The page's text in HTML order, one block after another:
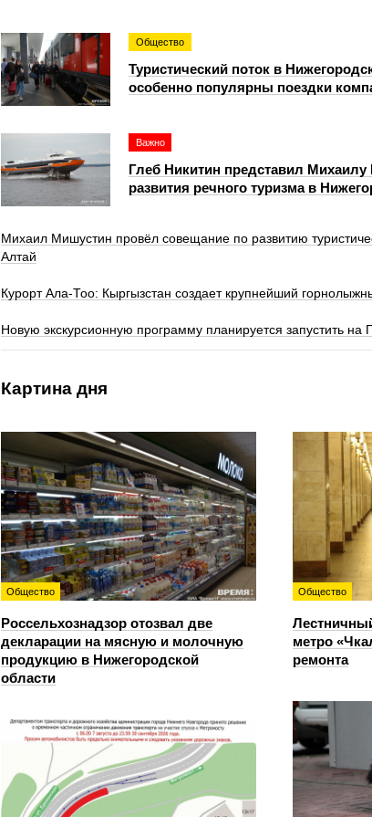
Общество
Туристический поток в
особенно популярны поездки
Важно
Глеб Никитин представил
развития речного туризма в
Михаил Мишустин провёл совещание по развитию
Алтай
Курорт Ала-Тоо: Кыргызстан создает крупнейший
Новую экскурсионную программу планируется запустить на
Картина дня
Общество
Россельхознадзор отозвал две
декларации на мясную и молочную
продукцию в Нижегородской
области
Общество
метро
ремонта